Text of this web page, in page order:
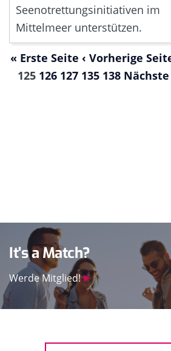
Seenotrettungsinitiativen im
Mittelmeer unterstützen.
« Erste Seite ‹ Vorherige
125 126 127 135 138 Nächste
It's a Match?
Werde Mitglied!